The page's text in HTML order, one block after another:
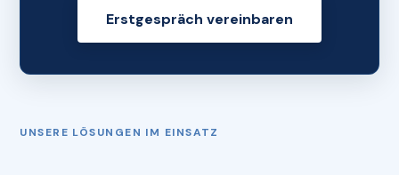
Erstgespräch vereinbaren
UNSERE LÖSUNGEN IM EINSATZ